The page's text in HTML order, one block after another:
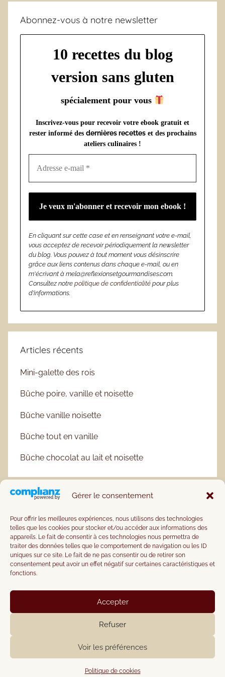
Gérer le consentement
Pour offrir les meilleures expériences, nous utilisons des technologies
telles que les cookies pour stocker et/ou accéder aux informations des
appareils. Le fait de consentir à ces technologies nous permettra de
traiter des données telles que le comportement de navigation ou les ID
uniques sur ce site. Le fait de ne pas consentir ou de retirer son
consentement peut avoir un effet négatif sur certaines caractéristiques et
fonctions.
Accepter
Refuser
Voir les préférences
Politique de cookies
Abonnez-vous à notre newsletter
10 recettes du blog
version sans gluten
spécialement pour vous
Inscrivez-vous pour recevoir votre ebook gratuit et
rester informé des dernières recettes et des prochains
ateliers culinaires !
En cliquant sur cette case et en renseignant votre e-mail,
vous acceptez de recevoir périodiquement la newsletter
du blog. Vous pouvez à tout moment vous désinscrire
grâce aux liens contenus dans chaque e-mail, ou en
m'écrivant à mela@reflexionsetgourmandises.com.
Consultez notre politique de confidentialité pour plus
d’informations.
Articles récents
Mini-galette des rois
Bûche poire, vanille et noisette
Bûche vanille noisette
Bûche tout en vanille
Bûche chocolat au lait et noisette
WordPress Theme: Donovan by ThemeZee.